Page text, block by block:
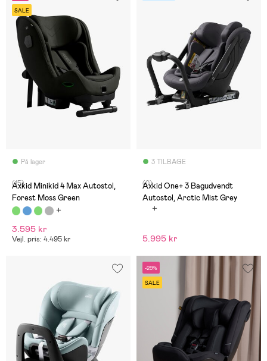
SALE
På lager
(15)
Axkid Minikid 4 Max Autostol,
Forest Moss Green
3.595 kr
Vejl. pris: 4.495 kr
3 TILBAGE
(0)
Axkid One+ 3 Bagudvendt
Autostol, Arctic Mist Grey
5.995 kr
-29%
SALE